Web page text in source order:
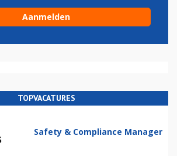
TOPVACATURES
Safety & Compliance Manager